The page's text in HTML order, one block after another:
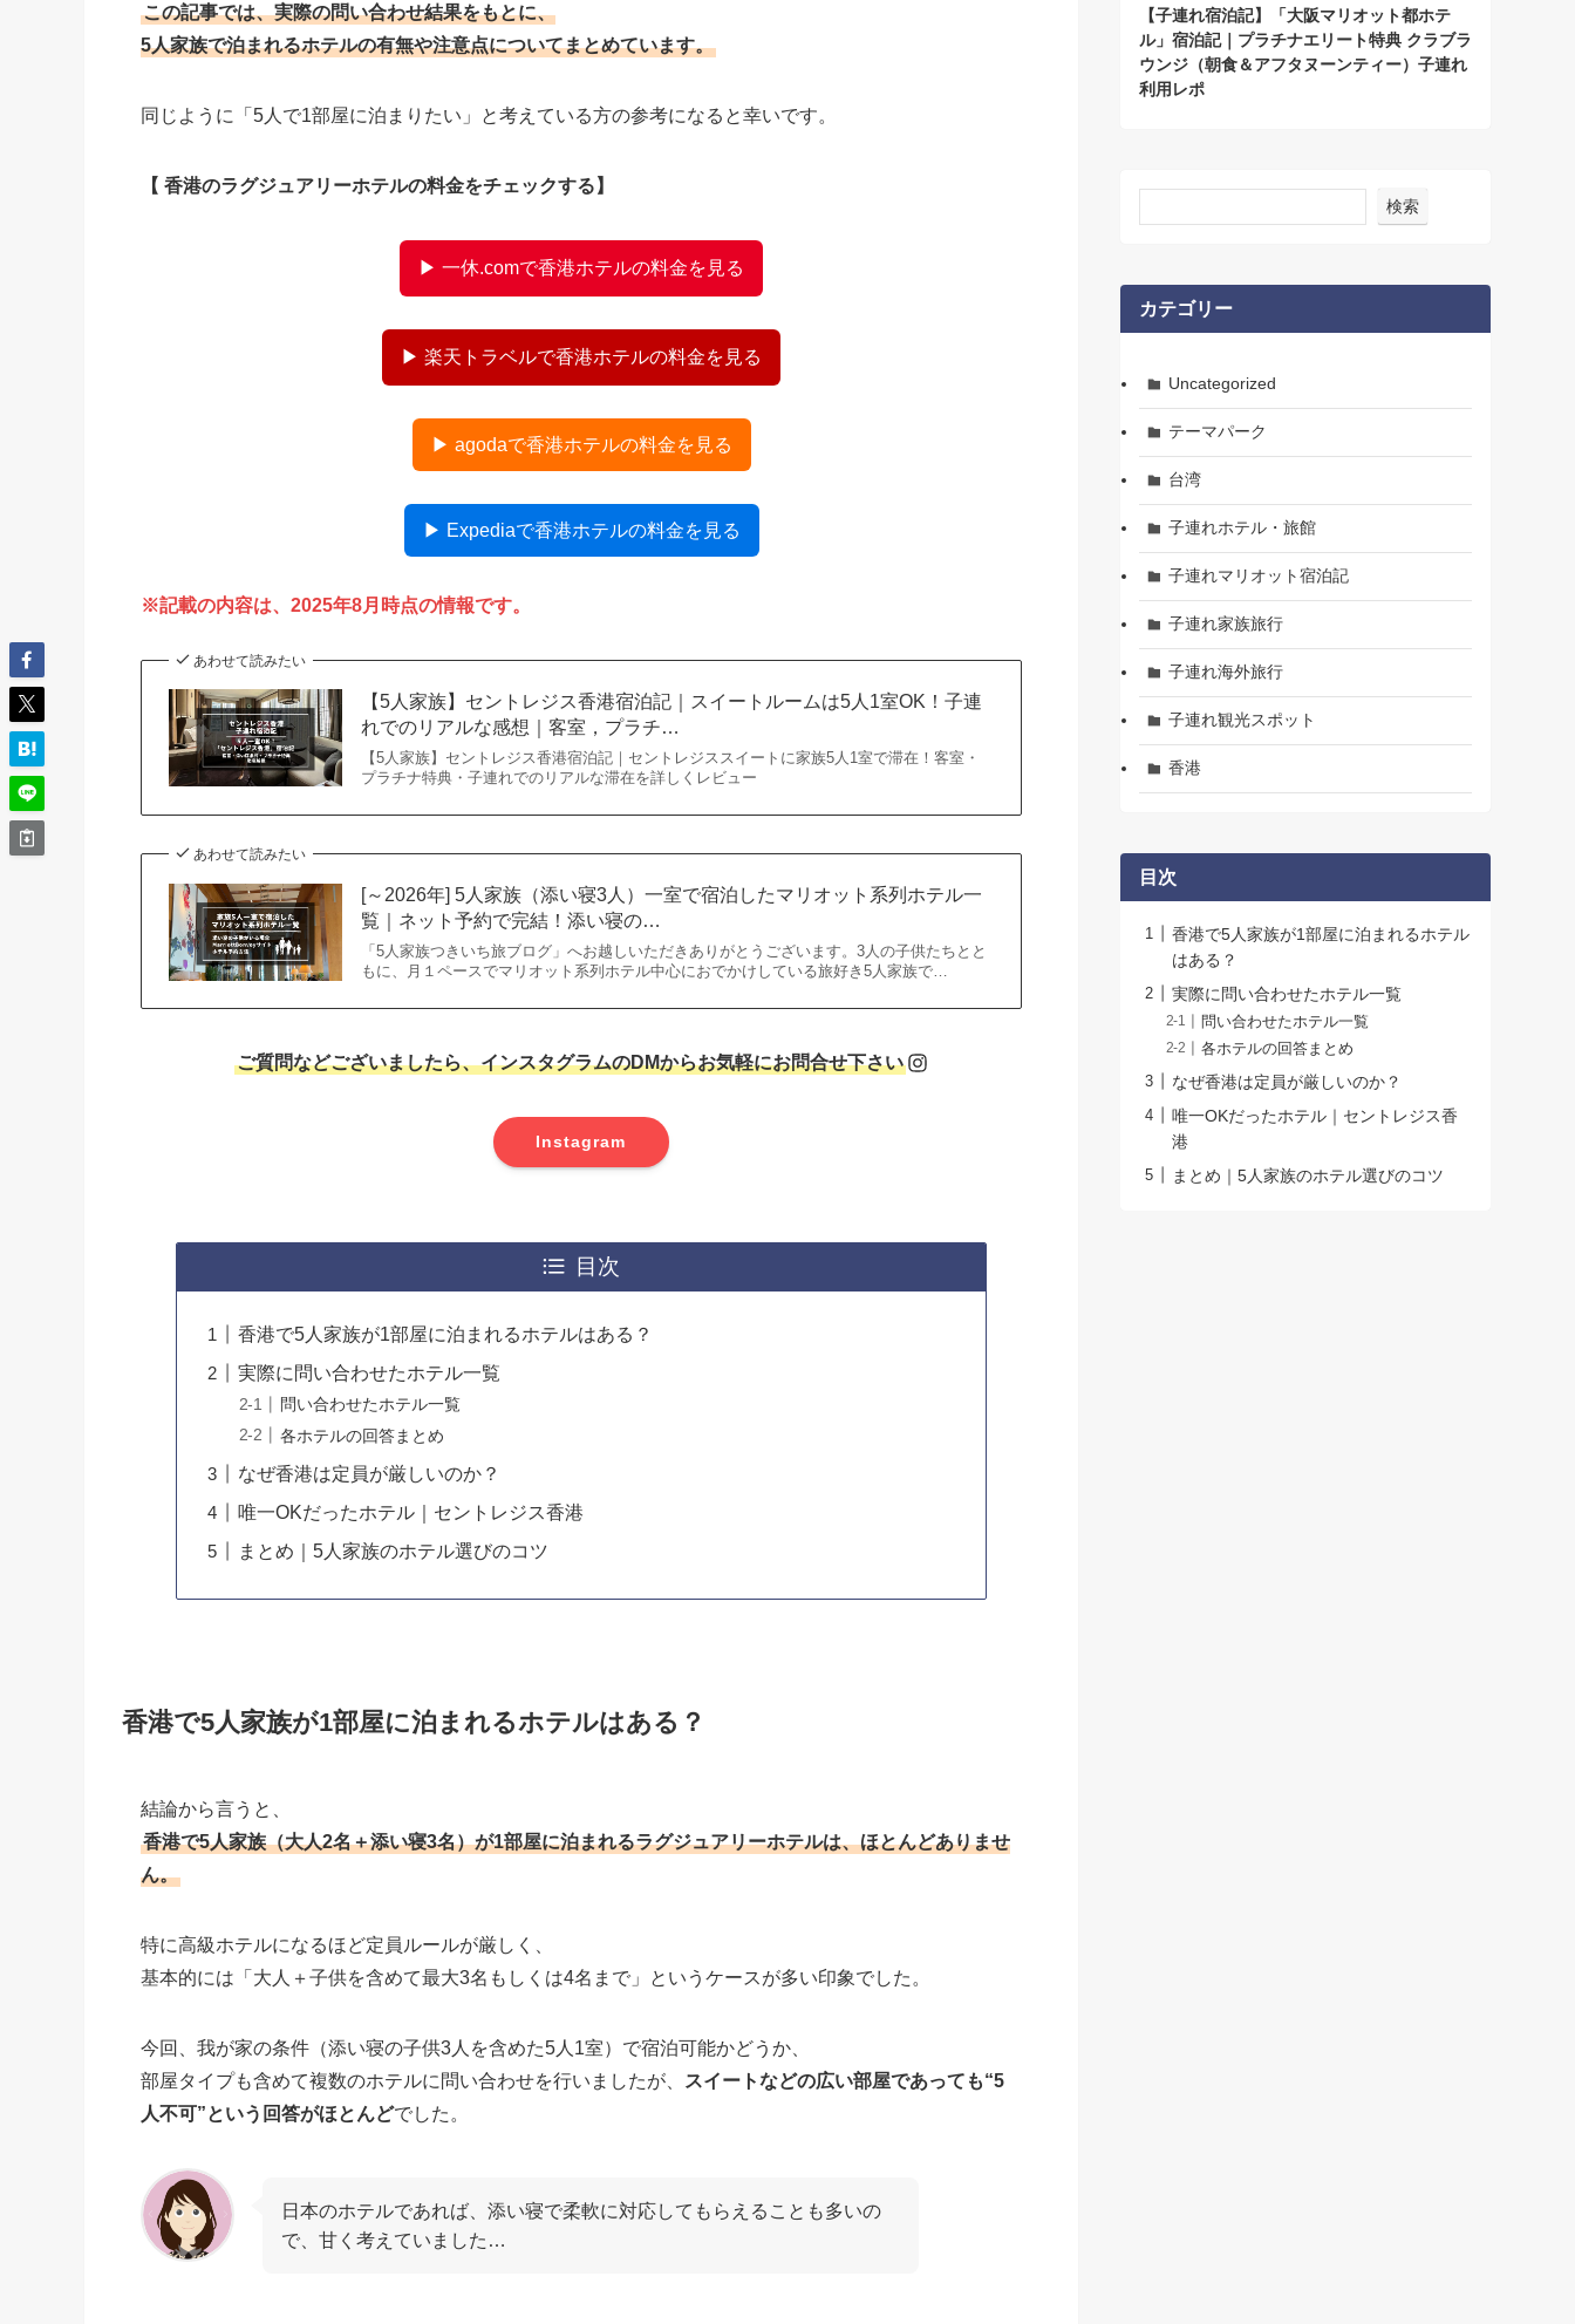
この記事では、実際の問い合わせ結果をもとに、
5人家族で泊まれるホテルの有無や注意点についてまとめています。
同じように「5人で1部屋に泊まりたい」と考えている方の参考になると幸いです。
【 香港のラグジュアリーホテルの料金をチェックする】
▶ 一休.comで香港ホテルの料金を見る
▶ 楽天トラベルで香港ホテルの料金を見る
▶ agodaで香港ホテルの料金を見る
▶ Expediaで香港ホテルの料金を見る
※記載の内容は、2025年8月時点の情報です。
あわせて読みたい
【5人家族】セントレジス香港宿泊記｜スイートルームは5人1室OK！子連
れでのリアルな感想｜客室，プラチ…
【5人家族】セントレジス香港宿泊記｜セントレジススイートに家族5人1室で滞在！客室・
プラチナ特典・子連れでのリアルな滞在を詳しくレビュー
あわせて読みたい
[～2026年] 5人家族（添い寝3人）一室で宿泊したマリオット系列ホテル一
覧｜ネット予約で完結！添い寝の…
「5人家族つきいち旅ブログ」へお越しいただきありがとうございます。3人の子供たちとと
もに、月１ペースでマリオット系列ホテル中心におでかけしている旅好き5人家族で…
ご質問などございましたら、インスタグラムのDMからお気軽にお問合せ下さい
Instagram
目次
香港で5人家族が1部屋に泊まれるホテルはある？
実際に問い合わせたホテル一覧
問い合わせたホテル一覧
各ホテルの回答まとめ
なぜ香港は定員が厳しいのか？
唯一OKだったホテル｜セントレジス香港
まとめ｜5人家族のホテル選びのコツ
香港で5人家族が1部屋に泊まれるホテルはある？
結論から言うと、
香港で5人家族（大人2名＋添い寝3名）が1部屋に泊まれるラグジュアリーホテルは、ほとんどありませ
ん。
特に高級ホテルになるほど定員ルールが厳しく、
基本的には「大人＋子供を含めて最大3名もしくは4名まで」というケースが多い印象でした。
今回、我が家の条件（添い寝の子供3人を含めた5人1室）で宿泊可能かどうか、
部屋タイプも含めて複数のホテルに問い合わせを行いましたが、
スイートなどの広い部屋であっても“5
人不可”という回答がほとんどでした。
日本のホテルであれば、添い寝で柔軟に対応してもらえることも多いの
で、甘く考えていました…
【子連れ宿泊記】「大阪マリオット都ホテ
ル」宿泊記｜プラチナエリート特典 クラブラ
ウンジ（朝食＆アフタヌーンティー）子連れ
利用レポ
検索
カテゴリー
Uncategorized
テーマパーク
台湾
子連れホテル・旅館
子連れマリオット宿泊記
子連れ家族旅行
子連れ海外旅行
子連れ観光スポット
香港
目次
香港で5人家族が1部屋に泊まれるホテル
はある？
実際に問い合わせたホテル一覧
問い合わせたホテル一覧
各ホテルの回答まとめ
なぜ香港は定員が厳しいのか？
唯一OKだったホテル｜セントレジス香
港
まとめ｜5人家族のホテル選びのコツ